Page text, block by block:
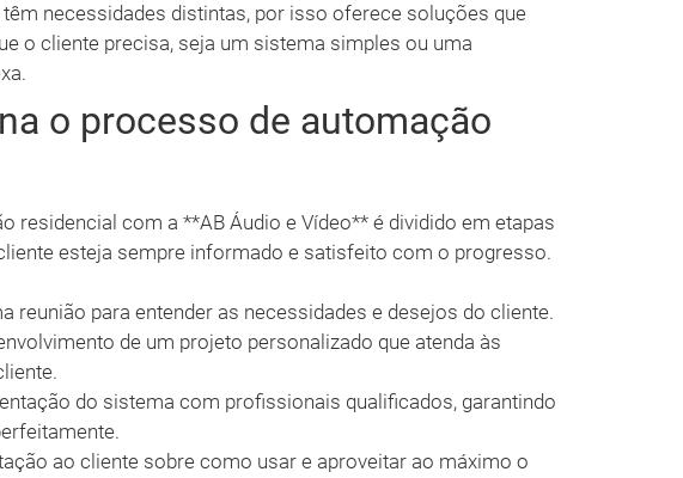
necessidades distintas, por isso oferece soluções que
o cliente precisa, seja um sistema simples ou uma
o processo de automação
residencial com a **AB Áudio e Vídeo** é dividido em etapas
esteja sempre informado e satisfeito com o progresso.
reunião para entender as necessidades e desejos do cliente.
de um projeto personalizado que atenda às
do sistema com profissionais qualificados, garantindo
ao cliente sobre como usar e aproveitar ao máximo o